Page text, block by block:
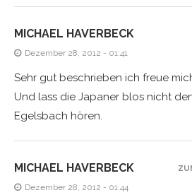
MICHAEL HAVERBECK
Dezember 28, 2012 - 01:41
Sehr gut beschrieben ich freue
Und lass die Japaner blos nicht
Egelsbach hören.
MICHAEL HAVERBECK
Dezember 28, 2012 - 01:44